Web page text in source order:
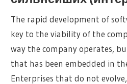
The rapid development of
key to the viability of the
way the company operates,
that has been embedded in
Enterprises that do not